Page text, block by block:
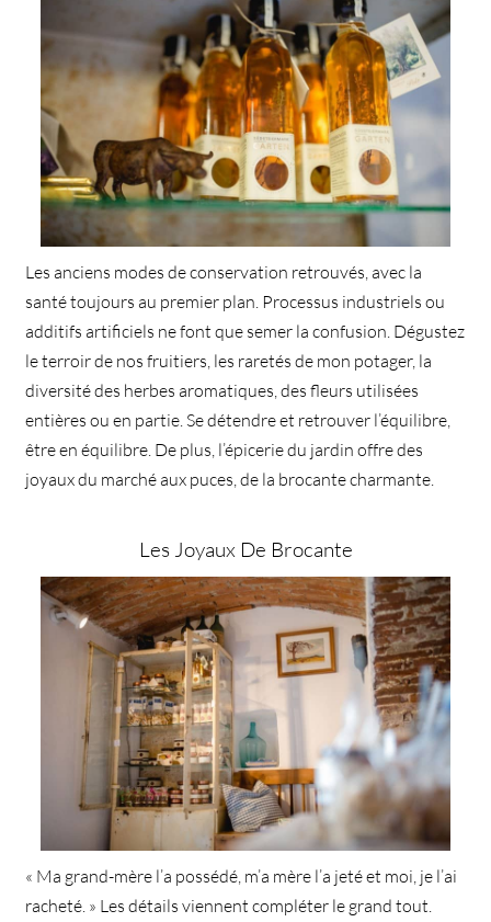
Les anciens modes de conservation retrouvés, avec la
santé toujours au premier plan. Processus industriels ou
additifs artificiels ne font que semer la confusion. Dégustez
le terroir de nos fruitiers, les raretés de mon potager, la
diversité des herbes aromatiques, des fleurs utilisées
entières ou en partie. Se détendre et retrouver l’équilibre,
être en équilibre. De plus, l’épicerie du jardin offre des
joyaux du marché aux puces, de la brocante charmante.
Les Joyaux De Brocante
« Ma grand-mère l’a possédé, m’a mère l’a jeté et moi, je l’ai
racheté. » Les détails viennent compléter le grand tout.